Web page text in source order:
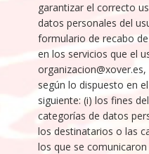
garantizar el correcto
datos personales del
formulario de recabo
en los servicios que el
según lo dispuesto en
siguiente: (i) los fines
categorías de datos
los destinatarios o las
los que se